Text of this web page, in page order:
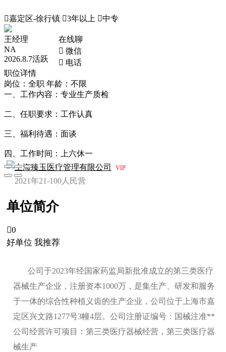
嘉定区-徐行镇 3年以上 中专
王经理
NA
2026.8.7活跃
在线聊
 微信
 电话
职位详情
岗位：全职 年龄：不限
一、工作内容：专业生产质检
二、任职要求：工作认真
三、福利待遇：面谈
四、工作时间：上六休一
上海臻玉医疗管理有限公司
VIP
2021年21-100人 民营
单位简介
0
好单位 我推荐
公司于2023年经国家药监局新批准成立的第三类医疗
器械生产企业，注册资本1000万，是集生产、研发和服务
于一体的综合性种植义齿的生产企业，公司位于上海市嘉
定区兴文路1277号3幢4层。公司注册证编号：国械注准**
公司经营许可项目：第三类医疗器械经营，第三类医疗器
械生产